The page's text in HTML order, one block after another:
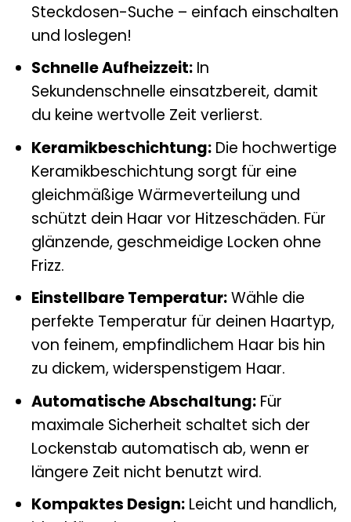
Steckdosen-Suche – einfach einschalten
und loslegen!
Schnelle Aufheizzeit:In
Sekundenschnelle einsatzbereit, damit
du keine wertvolle Zeit verlierst.
Keramikbeschichtung:Die hochwertige
Keramikbeschichtung sorgt für eine
gleichmäßige Wärmeverteilung und
schützt dein Haar vor Hitzeschäden. Für
glänzende, geschmeidige Locken ohne
Frizz.
Einstellbare Temperatur:Wähle die
perfekte Temperatur für deinen Haartyp,
von feinem, empfindlichem Haar bis hin
zu dickem, widerspenstigem Haar.
Automatische Abschaltung:Für
maximale Sicherheit schaltet sich der
Lockenstab automatisch ab, wenn er
längere Zeit nicht benutzt wird.
Kompaktes Design:Leicht und handlich,